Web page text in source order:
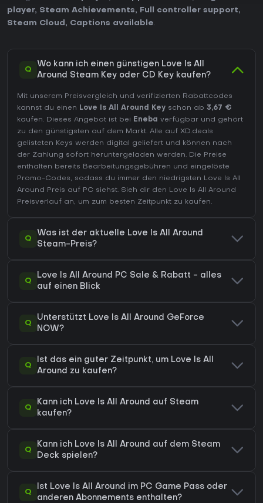
player, Steam Achievements, Full controller support,
Steam Cloud , Captions available.
Q
Wo kann ich einen günstigen Love Is All
Around Steam Key oder CD Key kaufen?
Mit unserem Preisvergleich und verifizierten Rabattcodes
kannst du einen Love Is All Around Key schon ab 3,67 €
kaufen. Dieses Angebot ist bei Eneba verfügbar und gehört
zu den günstigsten auf dem Markt. Alle auf XD.deals
gelisteten Keys werden digital geliefert und können nach
der Zahlung sofort heruntergeladen werden. Die Preise
enthalten bereits Bearbeitungsgebühren und eingelöste
Promo-Codes, sodass du immer den niedrigsten Love Is All
Around Preis auf PC siehst. Sieh dir den Love Is All Around
Preisverlauf an, um zum besten Zeitpunkt zu kaufen.
Q
Was ist der aktuelle Love Is All Around
Steam-Preis?
Q
Love Is All Around PC Sale & Rabatt - alles
auf einen Blick
Q
Unterstützt Love Is All Around GeForce
NOW?
Q
Ist das ein guter Zeitpunkt, um Love Is All
Around zu kaufen?
Q
Kann ich Love Is All Around auf Steam
kaufen?
Q
Kann ich Love Is All Around auf dem Steam
Deck spielen?
Q
Ist Love Is All Around im PC Game Pass oder
anderen Abonnements enthalten?